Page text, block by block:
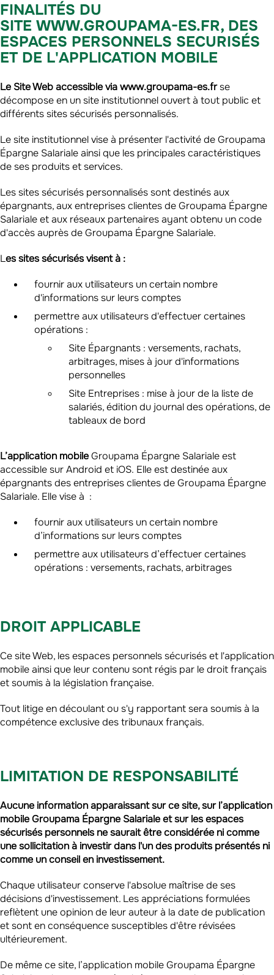
FINALITÉS DU
SITE WWW.GROUPAMA-ES.FR, DES
ESPACES PERSONNELS SECURISÉS
ET DE L'APPLICATION MOBILE
Le Site Web accessible via www.groupama-es.frse
décompose en un site institutionnel ouvert à tout public et
différents sites sécurisés personnalisés.
Le site institutionnel vise à présenter l'activité de Groupama
Épargne Salariale ainsi que les principales caractéristiques
de ses produits et services.
Les sites sécurisés personnalisés sont destinés aux
épargnants, aux entreprises clientes de Groupama Épargne
Salariale et aux réseaux partenaires ayant obtenu un code
d'accès auprès de Groupama Épargne Salariale.
Les sites sécurisés visent à :
fournir aux utilisateurs un certain nombre
d'informations sur leurs comptes
permettre aux utilisateurs d'effectuer certaines
opérations :
Site Épargnants : versements, rachats,
arbitrages, mises à jour d'informations
personnelles
Site Entreprises : mise à jour de la liste de
salariés, édition du journal des opérations, de
tableaux de bord
L’application mobileGroupama Épargne Salariale est
accessible sur Android et iOS. Elle est destinée aux
épargnants des entreprises clientes de Groupama Épargne
Salariale. Elle vise à :
fournir aux utilisateurs un certain nombre
d’informations sur leurs comptes
permettre aux utilisateurs d’effectuer certaines
opérations : versements, rachats, arbitrages
DROIT APPLICABLE
Ce site Web, les espaces personnels sécurisés et l'application
mobile ainsi que leur contenu sont régis par le droit français
et soumis à la législation française.
Tout litige en découlant ou s'y rapportant sera soumis à la
compétence exclusive des tribunaux français.
LIMITATION DE RESPONSABILITÉ
Aucune information apparaissant sur ce site, sur l’application
mobile Groupama Épargne Salariale et sur les espaces
sécurisés personnels ne saurait être considérée ni comme
une sollicitation à investir dans l'un des produits présentés ni
comme un conseil en investissement.
Chaque utilisateur conserve l'absolue maîtrise de ses
décisions d'investissement. Les appréciations formulées
reflètent une opinion de leur auteur à la date de publication
et sont en conséquence susceptibles d'être révisées
ultérieurement.
De même ce site, l’application mobile Groupama Épargne